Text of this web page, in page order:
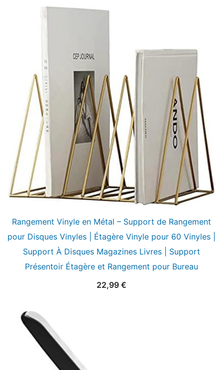
Rangement Vinyle en Métal – Support de Rangement
pour Disques Vinyles | Étagère Vinyle pour 60 Vinyles |
Support À Disques Magazines Livres | Support
Présentoir Étagère et Rangement pour Bureau
22,99 €